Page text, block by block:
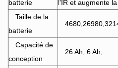
batterie
l'IR et augmente
Taille de la
batterie
Capacité de
conception
26 Ah, 6 Ah,